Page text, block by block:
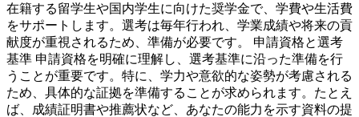
在籍する留学生や国内学生に向けた奨学金で、学費や生活費
をサポートします。選考は毎年行われ、学業成績や将来の貢
献度が重視されるため、準備が必要です。 申請資格と選考
基準 申請資格を明確に理解し、選考基準に沿った準備を行
うことが重要です。特に、学力や意欲的な姿勢が考慮される
ため、具体的な証拠を準備することが求められます。たとえ
ば、成績証明書や推薦状など、あなたの能力を示す資料の提